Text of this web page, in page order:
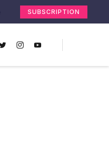
SUBSCRIPTION